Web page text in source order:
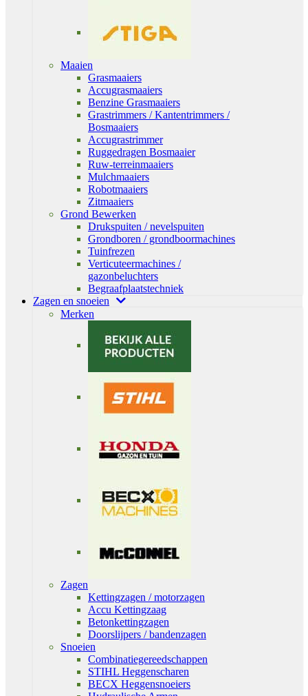
Maaien
Grasmaaiers
Accugrasmaaiers
Benzine Grasmaaiers
Grastrimmers / Kantentrimmers /
Bosmaaiers
Accugrastrimmer
Ruggedragen Bosmaaier
Ruw-terreinmaaiers
Mulchmaaiers
Robotmaaiers
Zitmaaiers
Grond Bewerken
Drukspuiten / nevelspuiten
Grondboren / grondboormachines
Tuinfrezen
Verticuteermachines /
gazonbeluchters
Begraafplaatstechniek
Zagen en snoeien
Merken
Zagen
Kettingzagen / motorzagen
Accu Kettingzaag
Betonkettingzagen
Doorslijpers / bandenzagen
Snoeien
Combinatiegereedschappen
STIHL Heggenscharen
BECX Heggensnoeiers